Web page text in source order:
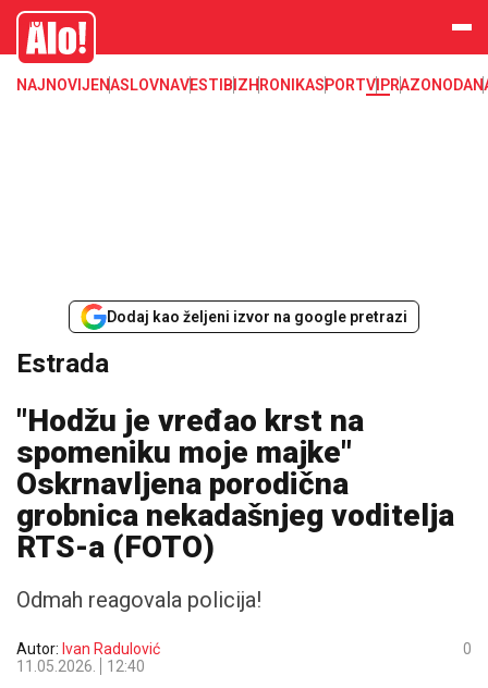
Estrada, poznati, VIP
Alo
NAJNOVIJENASLOVNAVESTI BIZHRONIKASPORTVIPRAZONODA
Dodaj kao željeni izvor na google pretrazi
Estrada
"Hodžu je vređao krst na
spomeniku moje majke"
Oskrnavljena porodična
grobnica nekadašnjeg voditelja
RTS-a (FOTO)
Odmah reagovala policija!
Autor: Ivan Radulović
11.05.2026.
12:40
0